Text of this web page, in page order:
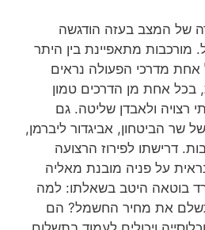
של המצב בעזה הודגשה
מתאפיינת בין היתר
אחת מדרכי הפעולה נראים
בכל אחת מן הדרכים טמון
רצויה ולאבדן שליטה. גם
שר הביטחון, אביגדור ליברמן,
דרישתו לפירוז הרצועה
על פניה מובנת מאליה
בוטאה היטב בשאלתו: למה
את מחיר החשמל? הם